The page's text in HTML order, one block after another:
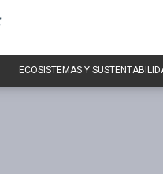
ECOSISTEMAS Y